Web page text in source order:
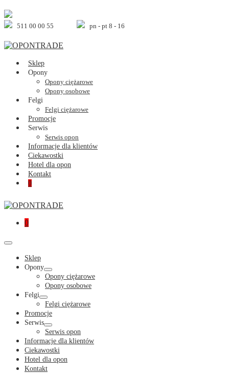
Skip
to
content511 00 00 55 pn - pt 8 - 16
Sklep
Opony
Opony ciężarowe
Opony osobowe
Felgi
Felgi ciężarowe
Promocje
Serwis
Serwis opon
Informacje dla klientów
Ciekawostki
Hotel dla opon
Kontakt
Shopping
0Items
Shopping
0Items
Menu
Toggle
Sklep
Opony
Menu
Toggle
Opony ciężarowe
Opony osobowe
Felgi
Menu
Toggle
Felgi ciężarowe
Promocje
Serwis
Menu
Toggle
Serwis opon
Informacje dla klientów
Ciekawostki
Hotel dla opon
Kontakt